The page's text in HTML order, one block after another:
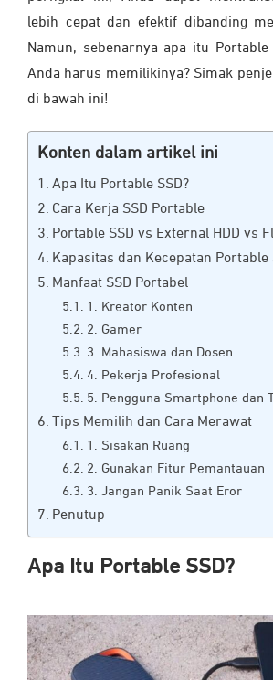
lebih cepat dan efektif dibanding
Namun, sebenarnya apa itu Portable
Anda harus memilikinya? Simak
di bawah ini!
Konten dalam artikel ini
Apa Itu Portable SSD?
Cara Kerja SSD Portable
Portable SSD vs External HDD vs
Kapasitas dan Kecepatan Portable
Manfaat SSD Portabel
1. Kreator Konten
2. Gamer
3. Mahasiswa dan Dosen
4. Pekerja Profesional
5. Pengguna Smartphone dan
Tips Memilih dan Cara Merawat
1. Sisakan Ruang
2. Gunakan Fitur Pemantauan
3. Jangan Panik Saat Eror
Penutup
Apa Itu Portable SSD?